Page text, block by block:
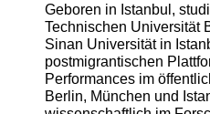
Geboren in Istanbul,
Technischen Universität
Sinan Universität in
postmigrantischen
Performances im
Berlin, München und